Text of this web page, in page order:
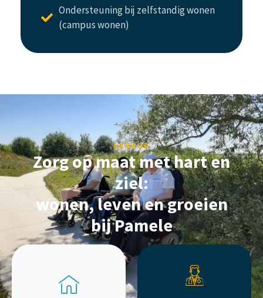
Ondersteuning bij zelfstandig wonen
(campus wonen)
AANBOD
Zorg op maat met hart en
ziel:
wonen, leven en groeien
bij Pamele